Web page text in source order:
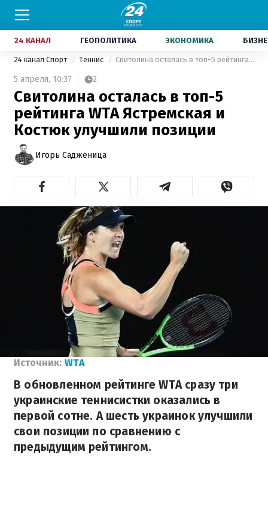
24 КАНАЛ ГЕОПОЛИТИКА ЭКОНОМИКА
24 канал Спорт Теннис Свитолина осталась в топ-5 рейтинга WTA Ястремская и Костюк улучшили позиции
5 апреля, 10:37 2
Свитолина осталась в топ-5
рейтинга WTA Ястремская и
Костюк улучшили позиции
Игорь Садженица
Источник: WTA
В обновленном рейтинге WTA сразу три
украинские теннисистки оказались в
первой сотне. А шесть украинок улучшили
свои позиции по сравнению с
предыдущим рейтингом.